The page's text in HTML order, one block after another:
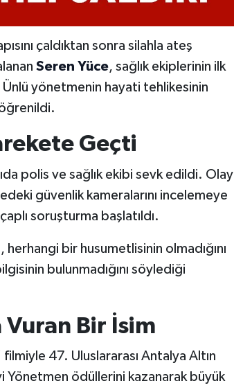
çaldıktan sonra silahla ateş
Seren Yüce, sağlık ekiplerinin ilk
Ünlü yönetmenin hayati tehlikesinin
Geçti
polis ve sağlık ekibi sevk edildi. Olay
güvenlik kameralarını incelemeye
soruşturma başlatıldı.
bir husumetlisinin olmadığını
bulunmadığını söylediği
Vuran Bir İsim
47. Uluslararası Antalya Altın
Yönetmen ödüllerini kazanarak büyük